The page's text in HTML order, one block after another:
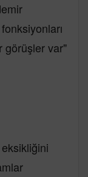
görüşler var"